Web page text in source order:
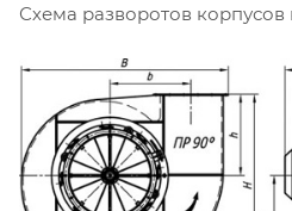
Схема разворотов